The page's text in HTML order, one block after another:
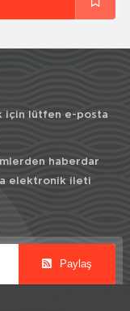
için lütfen e-posta
haberdar
elektronik ileti
Paylaş